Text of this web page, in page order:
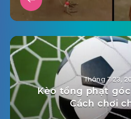
Tháng 7 23,
Kèo tổng phạt
Cách chơi